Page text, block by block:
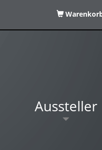
Aussteller